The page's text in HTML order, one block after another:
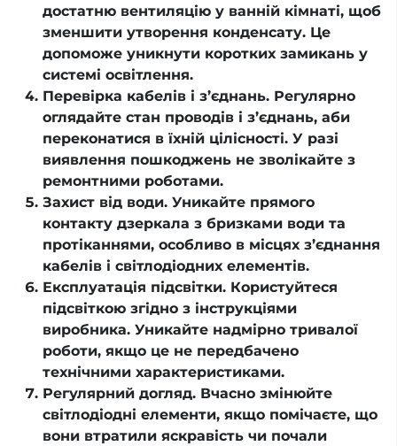
достатню вентиляцію у ванній кімнаті, щоб
зменшити утворення конденсату. Це
допоможе уникнути коротких замикань у
системі освітлення.
Перевірка кабелів і з’єднань. Регулярно
оглядайте стан проводів і з’єднань, аби
переконатися в їхній цілісності. У разі
виявлення пошкоджень не зволікайте з
ремонтними роботами.
Захист від води. Уникайте прямого
контакту дзеркала з бризками води та
протіканнями, особливо в місцях з’єднання
кабелів і світлодіодних елементів.
Експлуатація підсвітки. Користуйтеся
підсвіткою згідно з інструкціями
виробника. Уникайте надмірно тривалої
роботи, якщо це не передбачено
технічними характеристиками.
Регулярний догляд. Вчасно змінюйте
світлодіодні елементи, якщо помічаєте, що
вони втратили яскравість чи почали